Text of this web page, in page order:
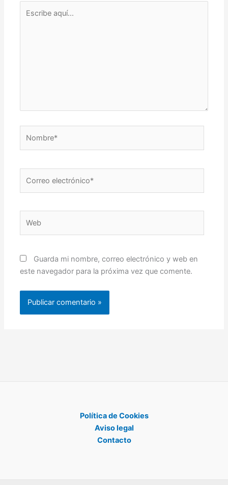
electrónico*
Guarda mi nombre, correo electrónico y web en
este navegador para la próxima vez que comente.
Política de Cookies
Aviso legal
Contacto